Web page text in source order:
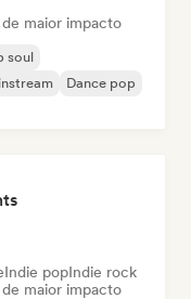
maior impacto
soul
Dance pop
Indie popIndie rock
maior impacto